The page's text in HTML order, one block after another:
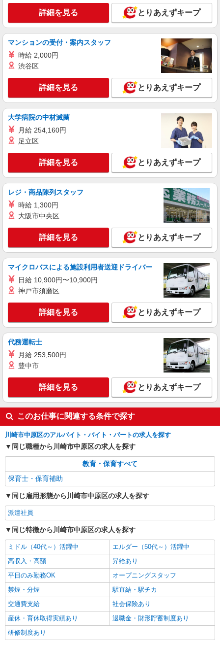
キープ 詳細を見る
派遣社員
セントスタッフ株式会社 横浜支店（10518)
【保育士資格必須】 時給：1,500円〜 ※交通
費全額別途支給 ※試用期間なし ※雇用期間の定め
あり ※給与幅は経験・能力による
神奈川県川崎市中原区北谷町7
キープ 詳細を見る
正社員
株式会社アスカ 横浜支店（jb587360）
月給 239,300円 〜 364,300円 ※給与幅は経
験・能力により考慮 賞与あり 交通費あり／全額支
給 ※年齢・経験・能力を考慮いたします。
■ChaCha Children Imai（私立認可保育園） 神
奈川県川崎市中原区今井仲町５－３１
キープ 詳細を見る
株式会社アスカ 横浜支店（jb588784）
時給 1,550円 〜 1,650円 ※給与幅は経験・能
力により考慮 賞与あり 交通費あり／全額支給
■ChaCha Children Imai（私立認可保育園） 神
奈川県川崎市中原区今井仲町５－３１
詳細を見る
詳細を見る とりあえずキープ
マンションの受付・案内スタッフ
時給 2,000円
渋谷区
詳細を見る とりあえずキープ
大学病院の中材滅菌
月給 254,160円
足立区
詳細を見る とりあえずキープ
レジ・商品陳列スタッフ
時給 1,300円
大阪市中央区
詳細を見る とりあえずキープ
マイクロバスによる施設利用者送迎ドライバー
日給 10,900円〜10,900円
神戸市須磨区
詳細を見る とりあえずキープ
代務運転士
月給 253,500円
豊中市
詳細を見る とりあえずキープ
このお仕事に関連する条件で探す
川崎市中原区のアルバイト・バイト・パートの求人を探す
同じ職種から川崎市中原区の求人を探す
教育・保育すべて
保育士・保育補助
同じ雇用形態から川崎市中原区の求人を探す
派遣社員
同じ特徴から川崎市中原区の求人を探す
ミドル（40代～）活躍中
エルダー（50代～）活躍中
高収入・高額
昇給あり
平日のみ勤務OK
オープニングスタッフ
禁煙・分煙
駅直結・駅チカ
交通費支給
社会保険あり
産休・育休取得実績あり
退職金・財形貯蓄制度あり
研修制度あり